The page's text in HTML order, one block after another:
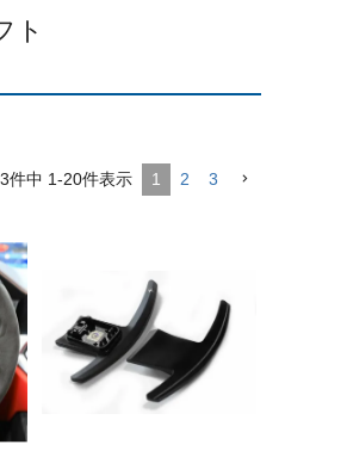
ト
件中 1-20件表示 1 2 3